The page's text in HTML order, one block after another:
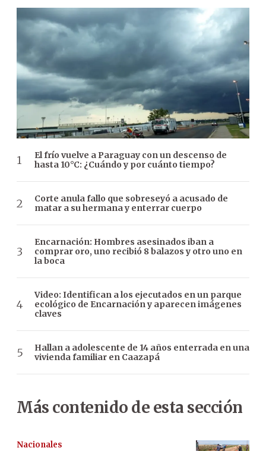
El frío vuelve a Paraguay con un descenso de
hasta 10°C: ¿Cuándo y por cuánto tiempo?
Corte anula fallo que sobreseyó a acusado de
matar a su hermana y enterrar cuerpo
Encarnación: Hombres asesinados iban a
comprar oro, uno recibió 8 balazos y otro uno en
la boca
Video: Identifican a los ejecutados en un parque
ecológico de Encarnación y aparecen imágenes
claves
Hallan a adolescente de 14 años enterrada en una
vivienda familiar en Caazapá
Más contenido de esta sección
Nacionales